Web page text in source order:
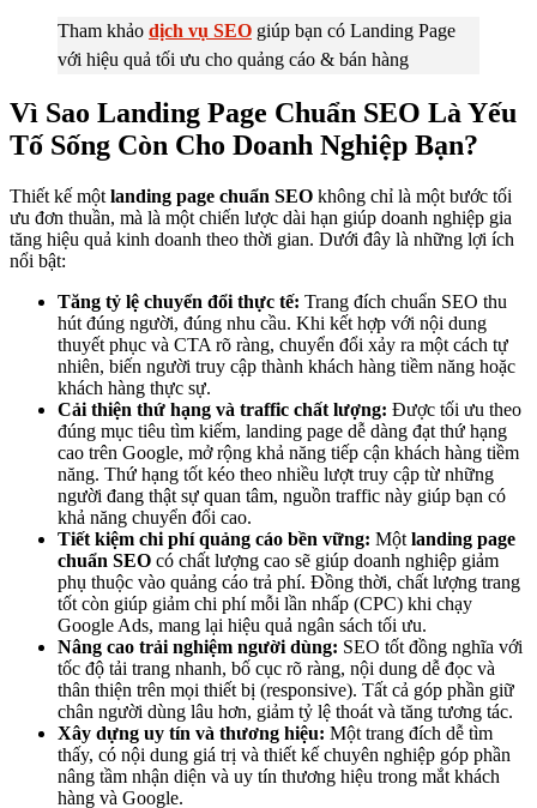
Tham khảo dịch vụ SEO giúp bạn có Landing Page
với hiệu quả tối ưu cho quảng cáo & bán hàng
Vì Sao Landing Page Chuẩn SEO Là Yếu
Tố Sống Còn Cho Doanh Nghiệp Bạn?
Thiết kế một landing page chuẩn SEO không chỉ là một bước tối
ưu đơn thuần, mà là một chiến lược dài hạn giúp doanh nghiệp gia
tăng hiệu quả kinh doanh theo thời gian. Dưới đây là những lợi ích
nổi bật:
Tăng tỷ lệ chuyển đổi thực tế: Trang đích chuẩn SEO thu
hút đúng người, đúng nhu cầu. Khi kết hợp với nội dung
thuyết phục và CTA rõ ràng, chuyển đổi xảy ra một cách tự
nhiên, biến người truy cập thành khách hàng tiềm năng hoặc
khách hàng thực sự.
Cải thiện thứ hạng và traffic chất lượng: Được tối ưu theo
đúng mục tiêu tìm kiếm, landing page dễ dàng đạt thứ hạng
cao trên Google, mở rộng khả năng tiếp cận khách hàng tiềm
năng. Thứ hạng tốt kéo theo nhiều lượt truy cập từ những
người đang thật sự quan tâm, nguồn traffic này giúp bạn có
khả năng chuyển đổi cao.
Tiết kiệm chi phí quảng cáo bền vững: Một landing page
chuẩn SEO có chất lượng cao sẽ giúp doanh nghiệp giảm
phụ thuộc vào quảng cáo trả phí. Đồng thời, chất lượng trang
tốt còn giúp giảm chi phí mỗi lần nhấp (CPC) khi chạy
Google Ads, mang lại hiệu quả ngân sách tối ưu.
Nâng cao trải nghiệm người dùng: SEO tốt đồng nghĩa với
tốc độ tải trang nhanh, bố cục rõ ràng, nội dung dễ đọc và
thân thiện trên mọi thiết bị (responsive). Tất cả góp phần giữ
chân người dùng lâu hơn, giảm tỷ lệ thoát và tăng tương tác.
Xây dựng uy tín và thương hiệu: Một trang đích dễ tìm
thấy, có nội dung giá trị và thiết kế chuyên nghiệp góp phần
nâng tầm nhận diện và uy tín thương hiệu trong mắt khách
hàng và Google.